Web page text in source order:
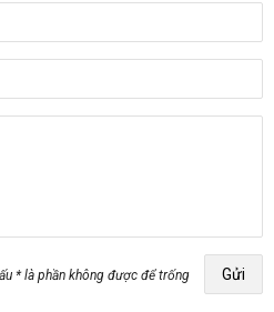
* là phần không được để trống Gửi